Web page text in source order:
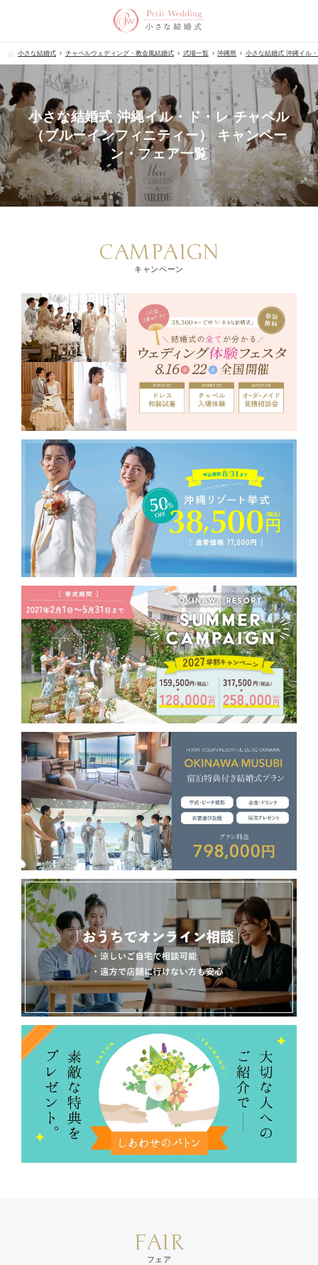
小さな結婚式 チャペルウェディング・教会風結婚式 式場一覧 沖縄県 小さな結婚式 沖縄イル
小さな結婚式 沖縄イル・ド・レ チャペル
（ブルーインフィニティー） キャンペー
ン・フェア一覧
CAMPAIGN
キャンペーン
FAIR
フェア